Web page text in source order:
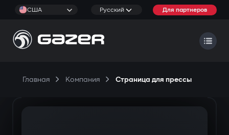
США Русский Для партнеров
Главная Компания Страница для прессы